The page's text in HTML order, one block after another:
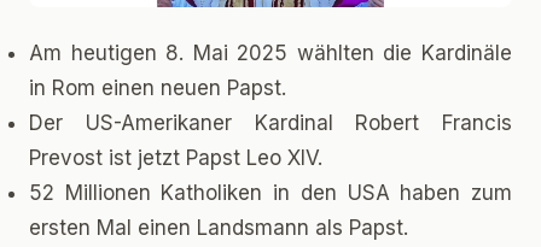
Am heutigen 8. Mai 2025 wählten die Kardinäle
in Rom einen neuen Papst.
Der US-Amerikaner Kardinal Robert Francis
Prevost ist jetzt Papst Leo XIV.
52 Millionen Katholiken in den USA haben zum
ersten Mal einen Landsmann als Papst.